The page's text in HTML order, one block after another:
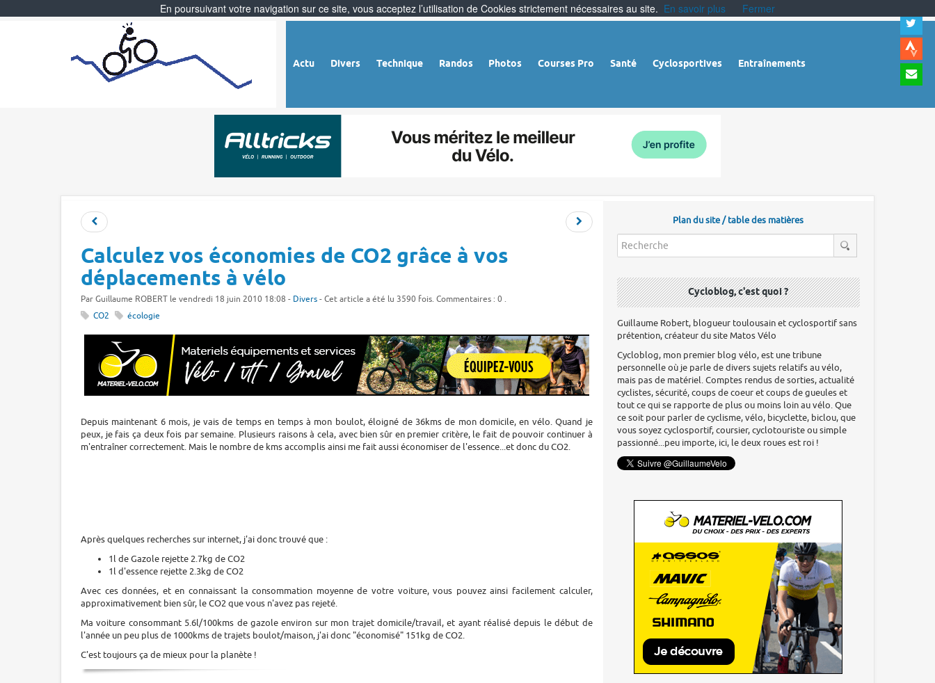
Actu Divers Technique Randos Photos Courses Pro Santé Cyclosportives Entraînements
à
Calculez vos économies de CO2 grâce à vos
déplacements à vélo
Par Guillaume ROBERT le vendredi 18 juin 2010 18:08 - Divers - Cet article a été lu 3590 fois. Commentaires : 0 .
CO2
écologie
Depuis maintenant 6 mois, je vais de temps en temps à mon boulot, éloigné de 36kms de mon domicile, en vélo. Quand je
peux, je fais ça deux fois par semaine. Plusieurs raisons à cela, avec bien sûr en premier critère, le fait de pouvoir continuer à
m'entraîner correctement. Mais le nombre de kms accomplis ainsi me fait aussi économiser de l'essence...et donc du CO2.
Après quelques recherches sur internet, j'ai donc trouvé que :
1l de Gazole rejette 2.7kg de CO2
1l d'essence rejette 2.3kg de CO2
Avec ces données, et en connaissant la consommation moyenne de votre voiture, vous pouvez ainsi facilement calculer,
approximativement bien sûr, le CO2 que vous n'avez pas rejeté.
Ma voiture consommant 5.6l/100kms de gazole environ sur mon trajet domicile/travail, et ayant réalisé depuis le début de
l'année un peu plus de 1000kms de trajets boulot/maison, j'ai donc "économisé" 151kg de CO2.
C'est toujours ça de mieux pour la planète !
Plan du site / table des matières
Cycloblog, c'est quoi ?
Guillaume Robert, blogueur toulousain et cyclosportif sans
prétention, créateur du site Matos Vélo
Cycloblog, mon premier blog vélo, est une tribune
personnelle où je parle de divers sujets relatifs au vélo,
mais pas de matériel. Comptes rendus de sorties, actualité
cyclistes, sécurité, coups de coeur et coups de gueules et
tout ce qui se rapporte de plus ou moins loin au vélo. Que
ce soit pour parler de cyclisme, vélo, bicyclette, biclou, que
vous soyez cyclosportif, coursier, cyclotouriste ou simple
passionné...peu importe, ici, le deux roues est roi !
En poursuivant votre navigation sur ce site, vous acceptez l’utilisation de Cookies strictement nécessaires au site. En savoir plus Fermer